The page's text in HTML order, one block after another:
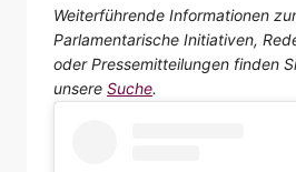
Weiterführende Informationen
Parlamentarische Initiativen,
oder Pressemitteilungen finden
unsere Suche.